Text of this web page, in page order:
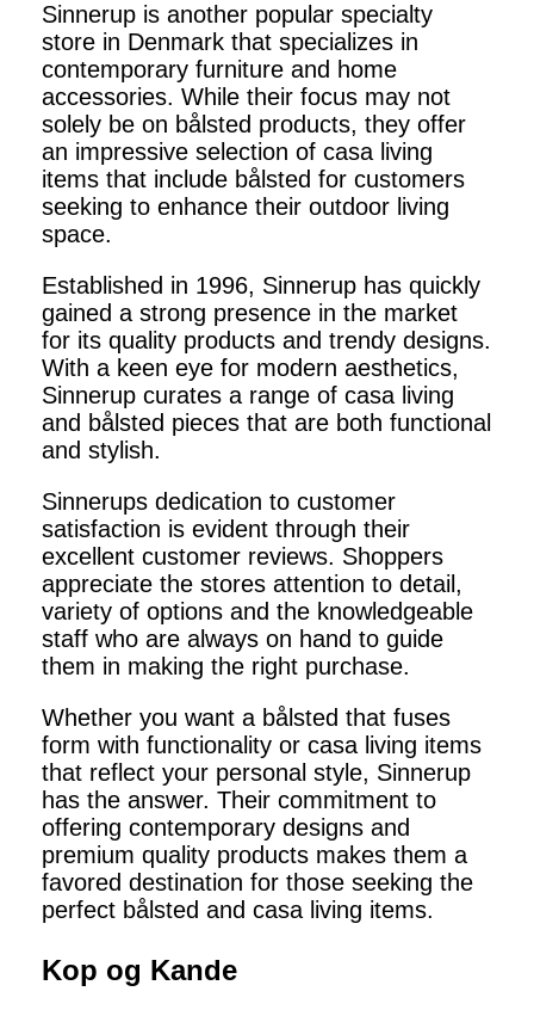
Sinnerup is another popular specialty
store in Denmark that specializes in
contemporary furniture and home
accessories. While their focus may not
solely be on bålsted products, they offer
an impressive selection of casa living
items that include bålsted for customers
seeking to enhance their outdoor living
space.
Established in 1996, Sinnerup has quickly
gained a strong presence in the market
for its quality products and trendy designs.
With a keen eye for modern aesthetics,
Sinnerup curates a range of casa living
and bålsted pieces that are both functional
and stylish.
Sinnerups dedication to customer
satisfaction is evident through their
excellent customer reviews. Shoppers
appreciate the stores attention to detail,
variety of options and the knowledgeable
staff who are always on hand to guide
them in making the right purchase.
Whether you want a bålsted that fuses
form with functionality or casa living items
that reflect your personal style, Sinnerup
has the answer. Their commitment to
offering contemporary designs and
premium quality products makes them a
favored destination for those seeking the
perfect bålsted and casa living items.
Kop og Kande